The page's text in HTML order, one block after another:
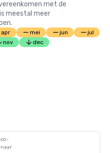
met de
meestal meer
apr mei jun
jul
nov dec
naar